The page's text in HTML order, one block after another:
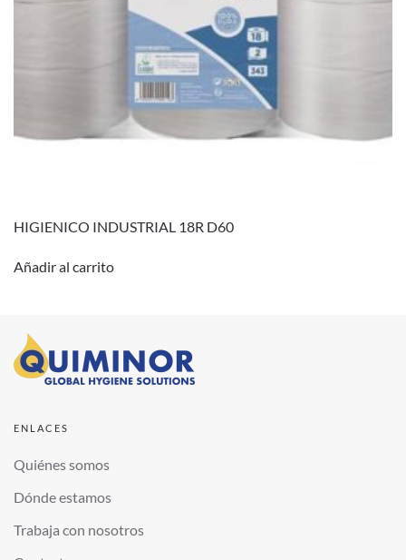
HIGIENICO INDUSTRIAL 18R D60
Añadir al carrito
ENLACES
Quiénes somos
Dónde estamos
Trabaja con nosotros